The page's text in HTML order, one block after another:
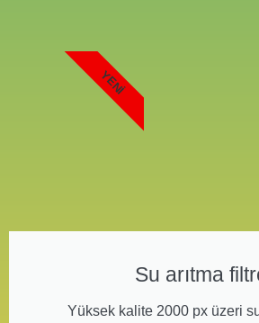
Su arıtma
Yüksek kalite 2000 px üzeri
YENI